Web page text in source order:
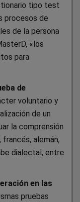
tipo test
procesos de
de la persona
«los
para
de
voluntario y
de un
la comprensión
alemán,
dialectal, entre
en las
pruebas